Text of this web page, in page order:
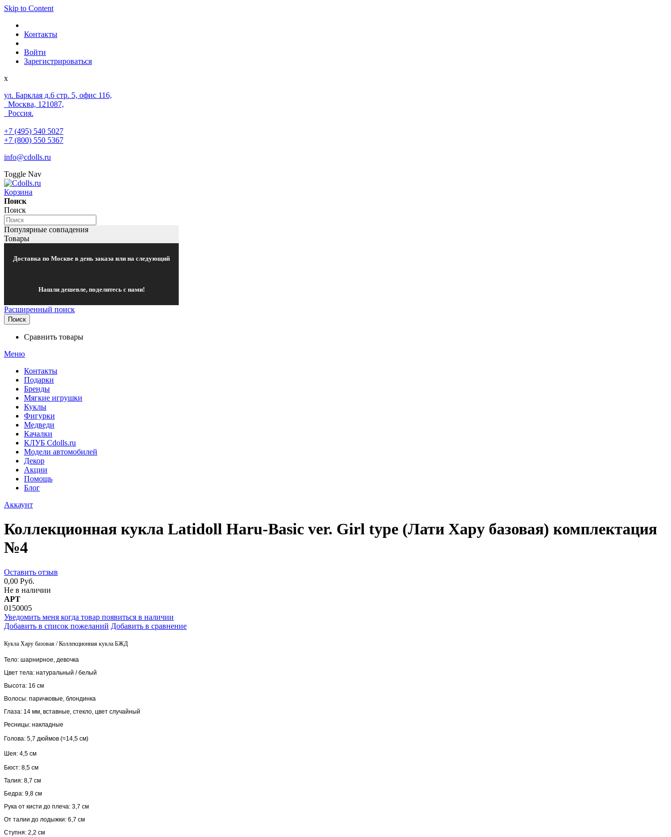
Skip to Content
Контакты
Войти
Зарегистрироваться
x
ул. Барклая д.6 стр. 5, офис 116,
Москва, 121087,
Россия.
+7 (495) 540 5027
+7 (800) 550 5367
info@cdolls.ru
Toggle Nav
Корзина
Поиск
Поиск
Популярные совпадения
Товары
Доставка по Москве в день заказа или на следующий
Нашли дешевле, поделитесь с нами!
Расширенный поиск
Поиск
Сравнить товары
Меню
Контакты
Подарки
Бренды
Мягкие игрушки
Куклы
Фигурки
Медведи
Качалки
КЛУБ Cdolls.ru
Модели автомобилей
Декор
Акции
Помощь
Блог
Аккаунт
Коллекционная кукла Latidoll Haru-Basic ver. Girl type (Лати Хару базовая) комплектация
№4
Оставить отзыв
0,00 Руб.
Не в наличии
АРТ
0150005
Уведомить меня когда товар появиться в наличии
Добавить в список пожеланий Добавить в сравнение
Кукла Хару базовая / Коллекционная кукла БЖД
Тело: шарнирное, девочка
Цвет тела: натуральный / белый
Высота: 16 см
Волосы: паричковые, блондинка
Глаза: 14 мм, вставные, стекло, цвет случайный
Ресницы: накладные
Голова: 5,7 дюймов (≈14,5 см)
Шея: 4,5 см
Бюст: 8,5 см
Талия: 8,7 см
Бедра: 9,8 см
Рука от кисти до плеча: 3,7 см
От талии до лодыжки: 6,7 см
Ступня: 2,2 см